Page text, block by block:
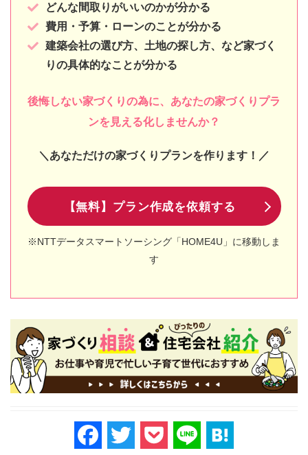
どんな間取りがいいのかが分かる
費用・予算・ローンのことが分かる
建築会社の選び方、土地の探し方、など家づく
りの具体的なことが分かる
後悔しない家づくりの為に、あなたの家づくりプラ
ンを見える化しませんか？
＼あなただけの家づくりプランを作ります！／
【無料】プラン作成を依頼する
※NTTデータスマートソーシング「HOME4U」に移動しま
す
F
T
P
Li